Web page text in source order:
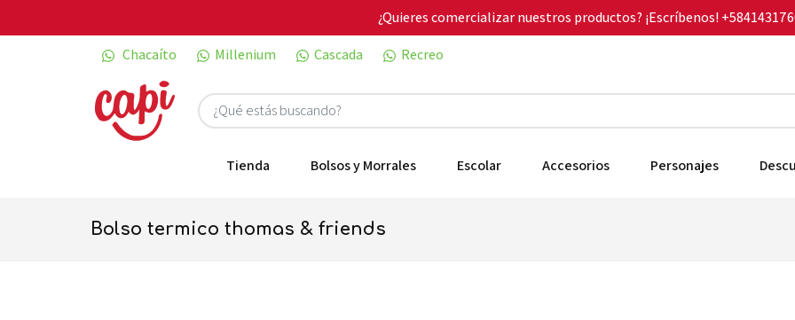
¿Quieres comercializar nuestros productos? ¡Escríbenos!
Chacaíto
Millenium Cascada Recreo
Tienda Bolsos y Morrales Escolar Accesorios Personajes
bolso termico thomas & friends